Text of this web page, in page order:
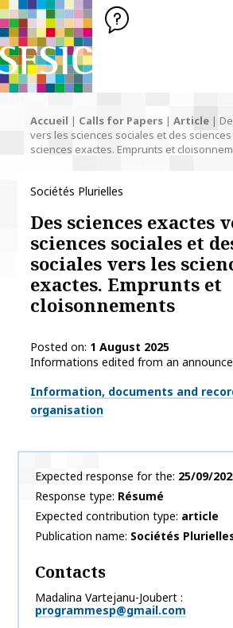
SFSIC Société Française des Sciences
Société Française
Accueil | Calls for Papers | Article |
vers les sciences sociales et des
sciences exactes. Emprunts et
Sociétés Plurielles
Des sciences exactes
sciences sociales et
sociales vers les
exactes. Emprunts et
cloisonnements
Posted on 1 August 2025
Informations edited from an
Thématiques
Information, documents and
organisation
Expected response for the 25/09/
Response type Résumé
Expected contribution type article
Publication name Sociétés
Contacts
Madalina Vartejanu-Joubert
programmesp@gmail.com